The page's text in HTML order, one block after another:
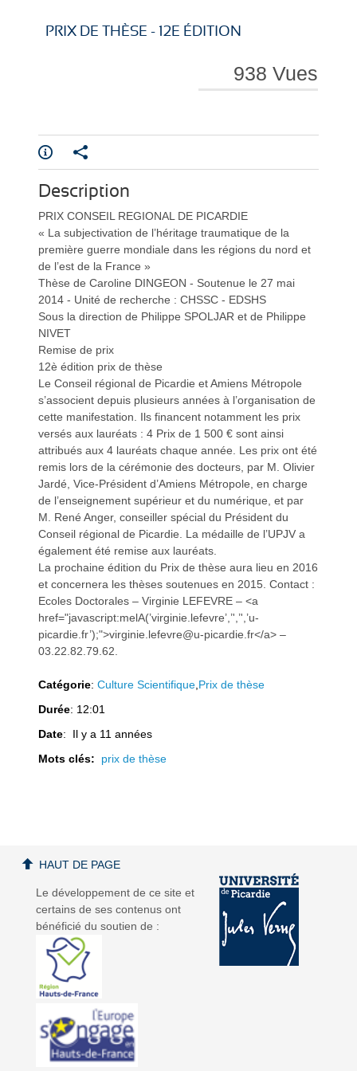
i
r
e
a
v
i
é
i
r
e
a
v
i
é
PRIX DE THÈSE - 12E ÉDITION
938 Vues
Description
PRIX CONSEIL REGIONAL DE PICARDIE
« La subjectivation de l’héritage traumatique de la
première guerre mondiale dans les régions du nord et
de l’est de la France »
Thèse de Caroline DINGEON - Soutenue le 27 mai
2014 - Unité de recherche : CHSSC - EDSHS
Sous la direction de Philippe SPOLJAR et de Philippe
NIVET
Remise de prix
12è édition prix de thèse
Le Conseil régional de Picardie et Amiens Métropole
s’associent depuis plusieurs années à l’organisation de
cette manifestation. Ils financent notamment les prix
versés aux lauréats : 4 Prix de 1 500 € sont ainsi
attribués aux 4 lauréats chaque année. Les prix ont été
remis lors de la cérémonie des docteurs, par M. Olivier
Jardé, Vice-Président d’Amiens Métropole, en charge
de l’enseignement supérieur et du numérique, et par
M. René Anger, conseiller spécial du Président du
Conseil régional de Picardie. La médaille de l’UPJV a
également été remise aux lauréats.
La prochaine édition du Prix de thèse aura lieu en 2016
et concernera les thèses soutenues en 2015. Contact :
Ecoles Doctorales – Virginie LEFEVRE – <a
href="javascript:melA(’virginie.lefevre’,’',’',’u-
picardie.fr’);">virginie.lefevre@u-picardie.fr</a> –
03.22.82.79.62.
Catégorie:Culture Scientifique Prix de thèse
Durée: 12:01
Date: Il y a 11 années
Mots clés: prix de thèse
Le développement de ce site et
certains de ses contenus ont
bénéficié du soutien de :
HAUT DE PAGE